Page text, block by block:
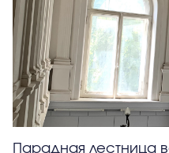
Парадная лестница